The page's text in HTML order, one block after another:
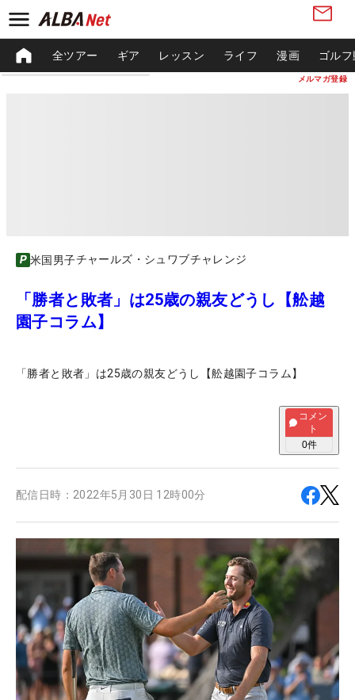
メルマガ登録
全ツアー ギア レッスン ライフ 漫画 ゴル
米国男子チャールズ・シュワブチャレンジ
「勝者と敗者」は25歳の親友どうし【舩越
園子コラム】
「勝者と敗者」は25歳の親友どうし【舩越園子コラム】
コメン
ト
0件
配信日時： 2022年5月30日 12時00分